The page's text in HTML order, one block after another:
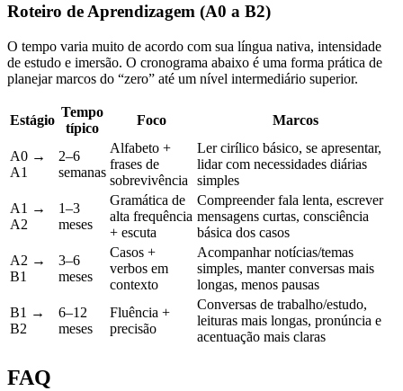
Roteiro de Aprendizagem (A0 a B2)
O tempo varia muito de acordo com sua língua nativa, intensidade
de estudo e imersão. O cronograma abaixo é uma forma prática de
planejar marcos do “zero” até um nível intermediário superior.
Estágio
Tempo
típico
Foco Marcos
A0 →
A1
2–6
semanas
Alfabeto +
frases de
sobrevivência
Ler cirílico básico, se apresentar,
lidar com necessidades diárias
simples
A1 →
A2
1–3
meses
Gramática de
alta frequência
+ escuta
Compreender fala lenta, escrever
mensagens curtas, consciência
básica dos casos
A2 →
B1
3–6
meses
Casos +
verbos em
contexto
Acompanhar notícias/temas
simples, manter conversas mais
longas, menos pausas
B1 →
B2
6–12
meses
Fluência +
precisão
Conversas de trabalho/estudo,
leituras mais longas, pronúncia e
acentuação mais claras
FAQ